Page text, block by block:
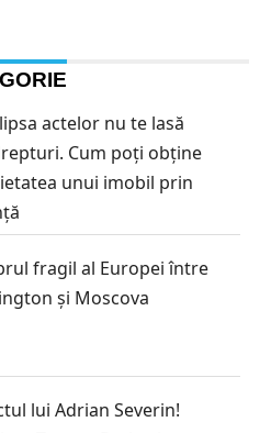
actelor nu te lasă
Cum poți obține
unui imobil prin
fragil al Europei între
și Moscova
lui Adrian Severin!